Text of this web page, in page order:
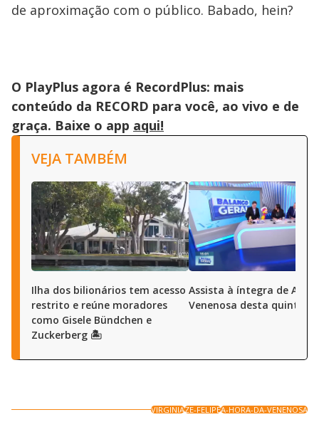
de aproximação com o público. Babado, hein?
O PlayPlus agora é RecordPlus: mais
conteúdo da RECORD para você, ao vivo e de
graça. Baixe o app aqui!
VEJA TAMBÉM
Ilha dos bilionários tem acesso
restrito e reúne moradores
como Gisele Bündchen e
Zuckerberg 🏝️
Assista à íntegra de A
Venenosa desta quinta (6)
VIRGINIAZE-FELIPEA-HORA-DA-VENENOSA